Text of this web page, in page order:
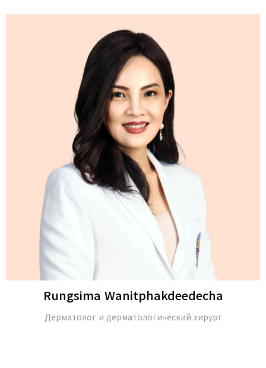
Rungsima Wanitphakdeedecha
Дерматолог и дерматологический хирург